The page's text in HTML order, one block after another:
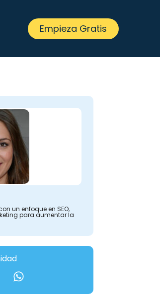
Empieza Gratis
un enfoque en SEO,
para aumentar la